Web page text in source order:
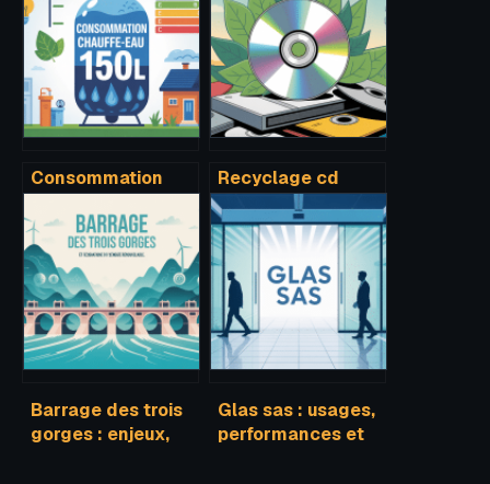
Consommation
150l par jour : ce
qu’il faut vraiment
savoir
Recyclage cd
poubelle jaune :
que faire vraiment
de vos anciens
disques ?
Barrage des trois
gorges : enjeux,
Glas sas : usages,
performances et